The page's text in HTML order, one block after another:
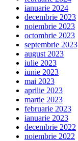
ianuarie 2024
decembrie 2023
noiembrie 2023
octombrie 2023
septembrie 2023
august 2023
iulie 2023
iunie 2023
mai 2023
aprilie 2023
martie 2023
februarie 2023
ianuarie 2023
decembrie 2022
noiembrie 2022